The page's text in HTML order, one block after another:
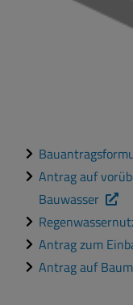
Antrag auf
Bauwasser
Antrag zum
Antrag auf